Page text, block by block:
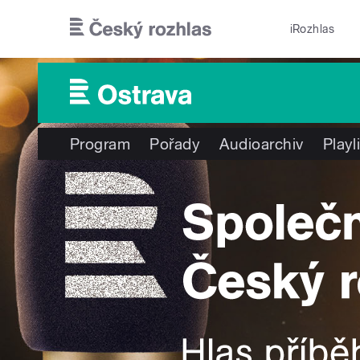
iRozhlas
Program Pořady Audioarchiv